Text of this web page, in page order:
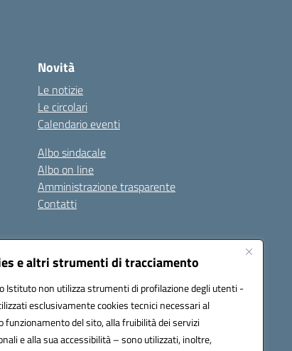
e altri strumenti di tracciamento
Istituto non utilizza strumenti di profilazione degli utenti -
esclusivamente cookies tecnici necessari al
funzionamento del sito, alla fruibilità dei servizi
e alla sua accessibilità – sono utilizzati, inoltre,
Novità
Le notizie
Le circolari
Calendario eventi
Albo sindacale
Albo on line
Amministrazione trasparente
Contatti